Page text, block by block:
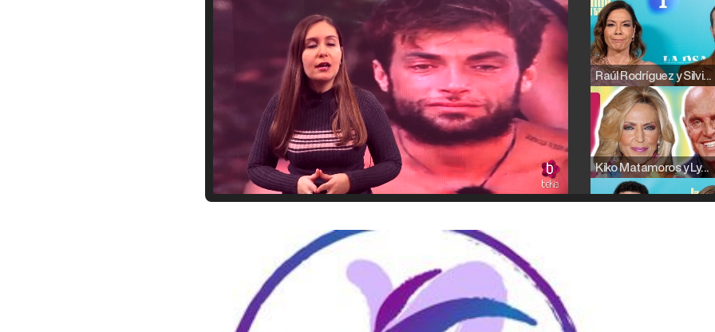
Raúl Rodríguez y Silvia Taulés nos cuentan su papel en 'La familia de la tele'
Kiko Matamoros y Lydia Lozano: "Nuestro público es de todas las edades y RTVE tiene un público muy pegado a las novelas, al que tenemos que captar"